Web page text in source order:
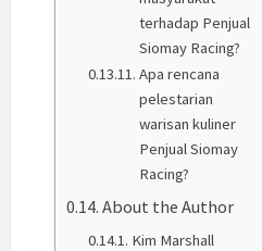
terhadap Penjual
Siomay Racing?
Apa rencana
pelestarian
warisan kuliner
Penjual Siomay
Racing?
About the Author
Kim Marshall